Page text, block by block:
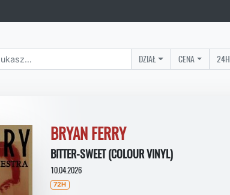
DZIAŁ CENA
BRYAN FERRY
BITTER-SWEET (COLOUR VINYL)
10.04.2026
72H